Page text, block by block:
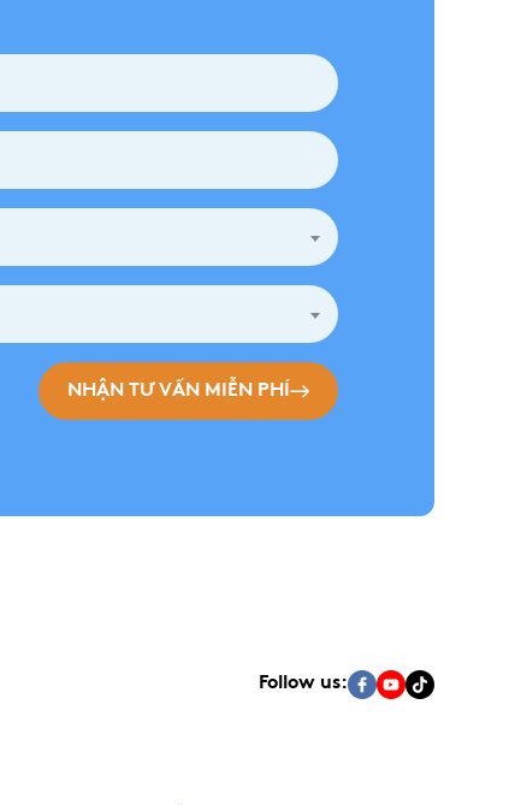
NHẬN TƯ VẤN MIỄN PHÍ
Follow us: